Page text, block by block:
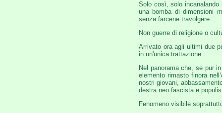
Solo così, solo incanalando
una bomba di dimensioni
senza farcene travolgere.
Non guerre di religione o
Arrivato ora agli ultimi due
in un'unica trattazione.
Nel panorama che, se pur
elemento rimasto finora
nostri giovani,
destra neo fascista e
Fenomeno visibile